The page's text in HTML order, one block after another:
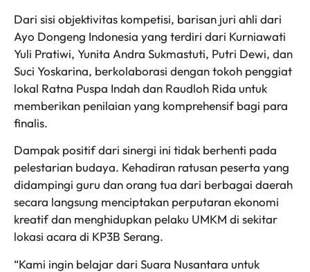
Dari sisi objektivitas kompetisi, barisan juri ahli dari
Ayo Dongeng Indonesia yang terdiri dari Kurniawati
Yuli Pratiwi, Yunita Andra Sukmastuti, Putri Dewi, dan
Suci Yoskarina, berkolaborasi dengan tokoh penggiat
lokal Ratna Puspa Indah dan Raudloh Rida untuk
memberikan penilaian yang komprehensif bagi para
finalis.
Dampak positif dari sinergi ini tidak berhenti pada
pelestarian budaya. Kehadiran ratusan peserta yang
didampingi guru dan orang tua dari berbagai daerah
secara langsung menciptakan perputaran ekonomi
kreatif dan menghidupkan pelaku UMKM di sekitar
lokasi acara di KP3B Serang.
“Kami ingin belajar dari Suara Nusantara untuk